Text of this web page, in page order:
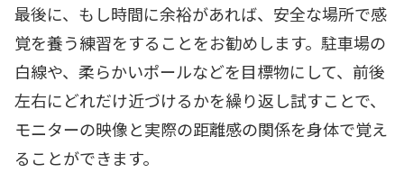
最後に、もし時間に余裕があれば、安全な場所で感
覚を養う練習をすることをお勧めします。駐車場の
白線や、柔らかいポールなどを目標物にして、前後
左右にどれだけ近づけるかを繰り返し試すことで、
モニターの映像と実際の距離感の関係を身体で覚え
ることができます。